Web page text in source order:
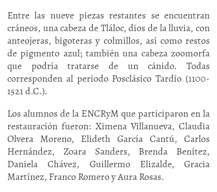
Entre las nueve piezas restantes se encuentran
cráneos, una cabeza de Tláloc, dios de la lluvia, con
anteojeras, bigoteras y colmillos, así como restos
de pigmento azul; también una cabeza zoomorfa
que podría tratarse de un cánido. Todas
corresponden al periodo Posclásico Tardío (1100-
1521 d.C.).
Los alumnos de la ENCRyM que participaron en la
restauración fueron: Ximena Villanueva, Claudia
Olvera Moreno, Elideth García Cantú, Carlos
Hernández, Zoara Sanders, Brenda Benítez,
Daniela Chávez, Guillermo Elizalde, Gracia
Martínez, Franco Romero y Aura Rosas.